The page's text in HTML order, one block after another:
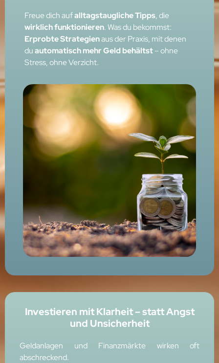
Freue dich aufalltagstaugliche Tipps, die
wirklich funktionieren. Was du bekommst:
Erprobte Strategienaus der Praxis, mit denen
duautomatisch mehr Geld behältst– ohne
Stress, ohne Verzicht.
Investieren mit Klarheit – statt Angst
und Unsicherheit
Geldanlagen und Finanzmärkte wirken oft
abschreckend.